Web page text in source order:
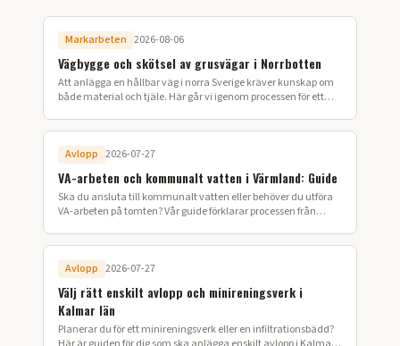
Markarbeten 2026-08-06
Vägbygge och skötsel av grusvägar i Norrbotten
Att anlägga en hållbar väg i norra Sverige kräver kunskap om
både material och tjäle. Här går vi igenom processen för ett
Avlopp 2026-07-27
VA-arbeten och kommunalt vatten i Värmland: Guide
Ska du ansluta till kommunalt vatten eller behöver du utföra
VA-arbeten på tomten? Vår guide förklarar processen från
Avlopp 2026-07-27
Välj rätt enskilt avlopp och minireningsverk i
Kalmar län
Planerar du för ett minireningsverk eller en infiltrationsbädd?